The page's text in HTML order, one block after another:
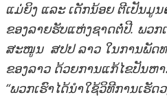
ແມ່່ຍິງ ແລະ ເດັກນ້ອຍ ຕີເປັນມູ
ຂອງລາຍຮັບແຫ່ງຊາດຕໍ່ປີ. ພວກ
ສະ​ໜູນ ສປປ ລາວ ໃນການພັດ
ຂອງລາວ ດ້ວຍການແກ້ໄຂປັນຫ
“ພວກເຮົາໄດ້ນໍາໃຊ້ວິທີການເ